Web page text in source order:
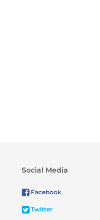
Social Media
Facebook
Twitter